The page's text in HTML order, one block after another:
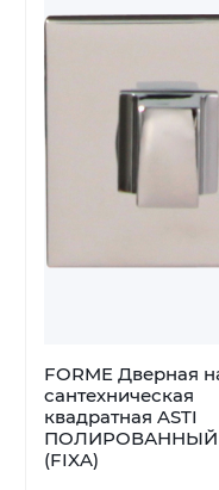
FORME Дверная
сантехническая
квадратная ASTI
(FIXA)